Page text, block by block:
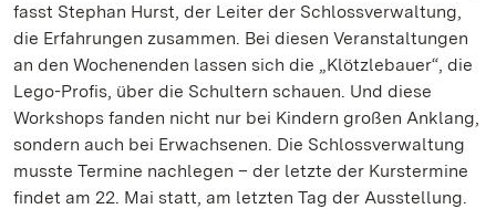
fasst Stephan Hurst, der Leiter der Schlossverwaltung,
die Erfahrungen zusammen. Bei diesen Veranstaltungen
an den Wochenenden lassen sich die „Klötzlebauer“, die
Lego-Profis, über die Schultern schauen. Und diese
Workshops fanden nicht nur bei Kindern großen Anklang,
sondern auch bei Erwachsenen. Die Schlossverwaltung
musste Termine nachlegen – der letzte der Kurstermine
findet am 22. Mai statt, am letzten Tag der Ausstellung.